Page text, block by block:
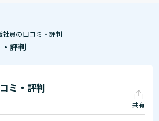
員の口コミ・評判
評判
ミ・評判
共有